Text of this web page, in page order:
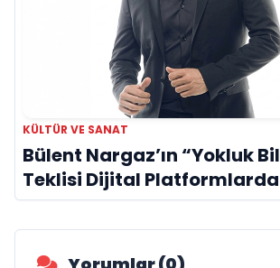
KÜLTÜR VE SANAT
Bülent Nargaz’ın “Yokluk
Teklisi Dijital
Görmeye Devam Ediyor